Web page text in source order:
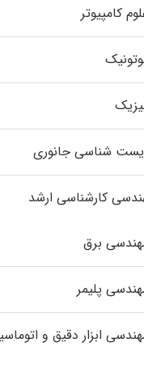
کامپیوتر
شناسی جانوری
کارشناسی ارشد
برق
پلیمر
ابزار دقیق و